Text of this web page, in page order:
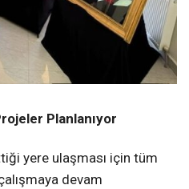
Planlanıyor
yere ulaşması için tüm
devam